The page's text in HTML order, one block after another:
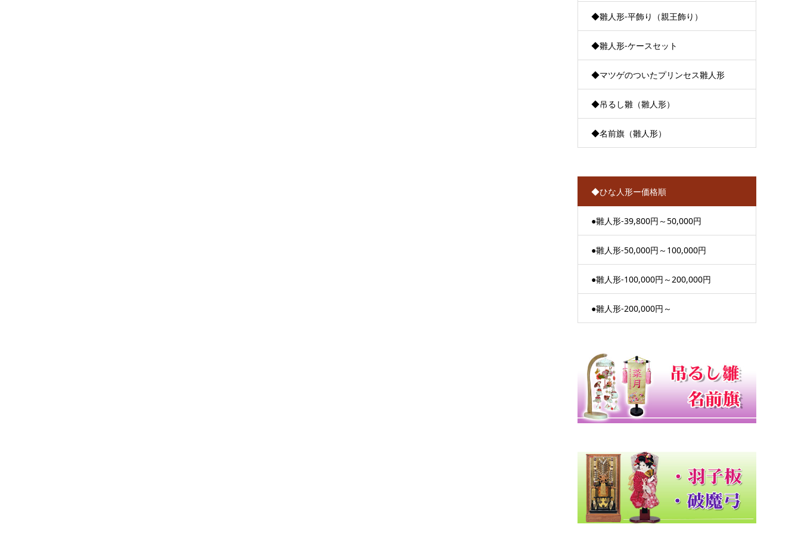
◆雛人形-平飾り（親王飾り）
◆雛人形-ケースセット
◆マツゲのついたプリンセス雛人形
◆吊るし雛（雛人形）
◆名前旗（雛人形）
◆ひな人形ー価格順
●雛人形-39,800円～50,000円
●雛人形-50,000円～100,000円
●雛人形-100,000円～200,000円
●雛人形-200,000円～